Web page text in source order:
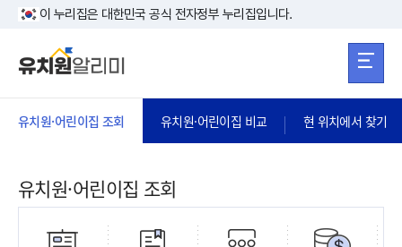
본문 바로가기
이 누리집은 대한민국 공식 전자정부 누리집입니다.
유치원·어린이집 조회 유치원·어린이집 비교 현 위치에서 찾기
유치원·어린이집 조회